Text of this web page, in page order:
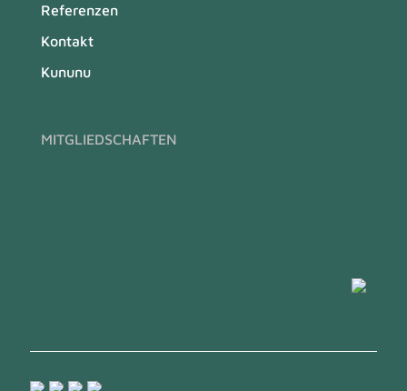
Referenzen
Kontakt
Kununu
MITGLIEDSCHAFTEN